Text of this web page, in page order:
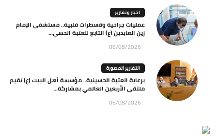
اخبار وتقارير
عمليات جراحية وقسطرات قلبية.. مستشفى الإمام
زين العابدين (ع) التابع للعتبة الحسي...
06/08/2026
التقارير المصورة
برعاية العتبة الحسينية.. مؤسسة أهل البيت (ع) تقيم
ملتقى الأربعين العالمي بمشاركة...
06/08/2026